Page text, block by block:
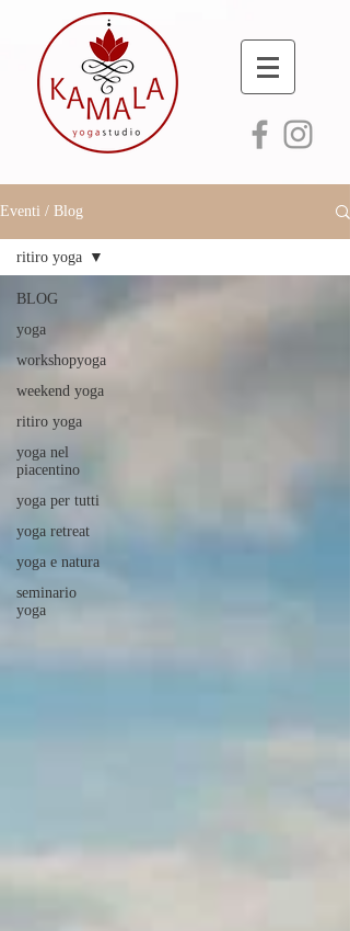
Eventi / Blog
BLOG
yoga
workshopyoga
weekend yoga
ritiro yoga
yoga nel
piacentino
yoga per tutti
yoga retreat
yoga e natura
seminario
yoga
ritiro yoga